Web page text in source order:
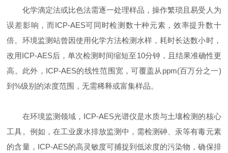
化学滴定法或比色法需逐一处理样品，操作繁琐且易受人为
误差影响，而ICP-AES可同时检测数十种元素，效率提升数十
倍。环境监测站曾因使用化学方法检测水样，耗时长达数小时，
改用ICP-AES后，单次检测时间缩短至10分钟，且结果准确性更
高。此外，ICP-AES的线性范围宽，可覆盖从ppm(百万分之一)
到%级别的浓度范围，无需稀释或富集样品。
在环境监测领域，ICP-AES光谱仪是水质与土壤检测的核心
工具。例如，在工业废水排放监测中，需检测砷、汞等有毒元素
的含量，ICP-AES的高灵敏度可捕捉到低浓度的污染物，确保排